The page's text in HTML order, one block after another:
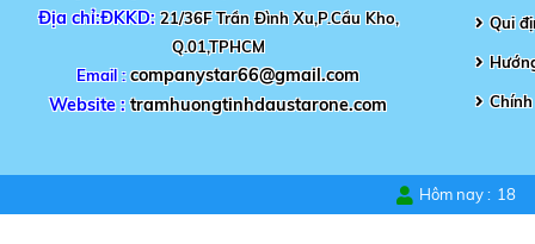
Địa chỉ:ĐKKD: 21/36F Trần Đình Xu,P.Cầu Kho,
Q.01,TPHCM
Email :companystar66@gmail.com
Website :tramhuongtinhdaustarone.com
Qui
Hôm nay : 18